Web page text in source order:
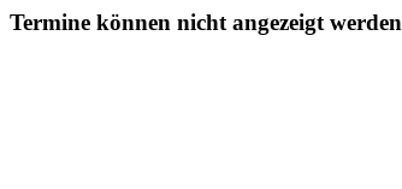
Termine können nicht angezeigt werden